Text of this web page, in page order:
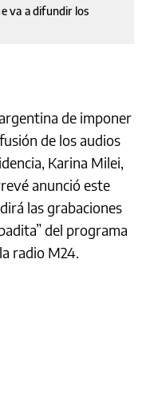
va a difundir los
de imponer
de los audios
Karina Milei,
anunció este
las grabaciones
del programa
radio M24.